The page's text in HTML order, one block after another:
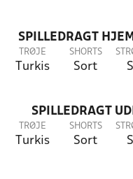
SPILLEDRAGT
TRØJE
Turkis
SHORTS
Sort
SPILLEDRAGT
TRØJE
Turkis
SHORTS
Sort